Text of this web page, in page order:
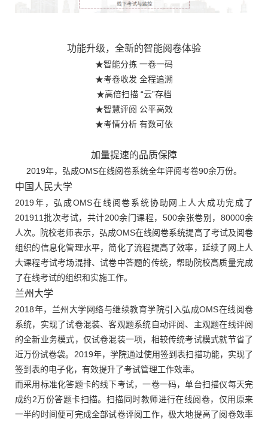
功能升级，全新的智能阅卷体验
★智能分拣 一卷一码
★考卷收发 全程追溯
★高倍扫描 “云”存档
★智慧评阅 公平高效
★考情分析 有数可依
加量提速的品质保障
2019年，弘成OMS在线阅卷系统全年评阅考卷90余万份。
中国人民大学
2019年，弘成OMS在线阅卷系统协助网上人大成功完成了
201911批次考试，共计200余门课程，500余张卷别，80000余
人次。院校老师表示，弘成OMS在线阅卷系统提高了考试及阅卷
组织的信息化管理水平，简化了流程提高了效率，延续了网上人
大课程考试考场混排、试卷中答题的传统，帮助院校高质量完成
了在线考试的组织和实施工作。
兰州大学
2018年，兰州大学网络与继续教育学院引入弘成OMS在线阅卷
系统，实现了试卷混装、客观题系统自动评阅、主观题在线评阅
的全新业务模式，仅试卷混装一项，相较传统考试模式就节省了
近万份试卷袋。2019年，学院通过使用签到表扫描功能，实现了
签到表的电子化，有效提升了考试管理工作效率。
而采用标准化答题卡的线下考试，一卷一码，单台扫描仪每天完
成约2万份答题卡扫描。扫描同时教师进行在线阅卷，仅用原来
一半的时间便可完成全部试卷评阅工作，极大地提高了阅卷效率